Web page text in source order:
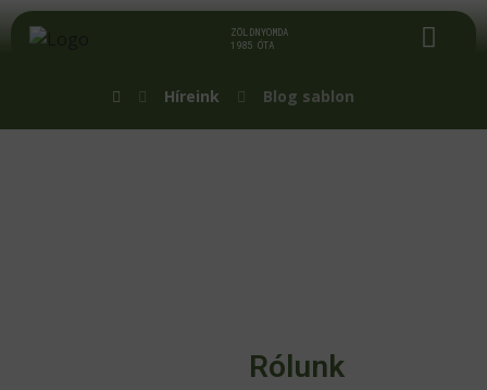
ZÖLDNYOMDA
1985 ÓTA
Blog sablon
Híreink Blog sablon
Rólunk